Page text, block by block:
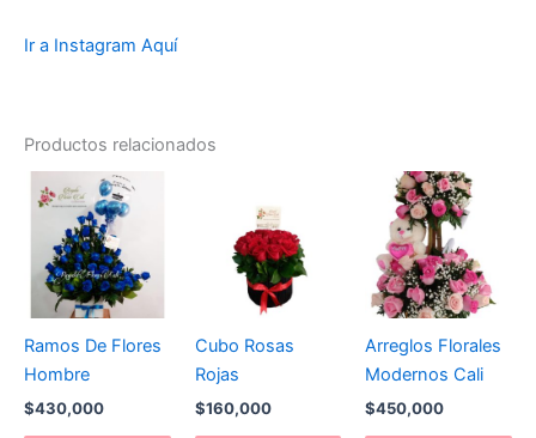
Ir a Instagram Aquí
Productos relacionados
Ramos De Flores
Hombre
$430,000
Cubo Rosas
Rojas
$160,000
Arreglos Florales
Modernos Cali
$450,000